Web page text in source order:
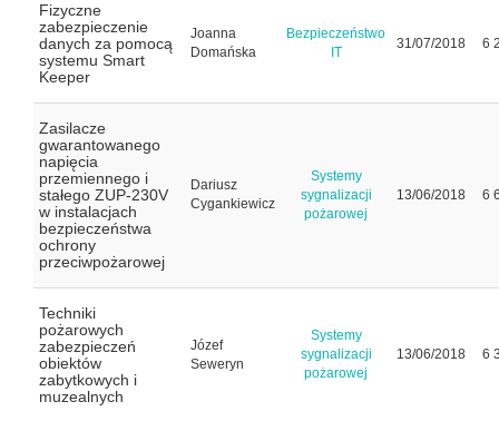
Fizyczne
zabezpieczenie
danych za pomocą
systemu Smart
Keeper
Joanna
Domańska
Bezpieczeństwo
IT
31/07/2018 6
Zasilacze
gwarantowanego
napięcia
przemiennego i
stałego ZUP-230V
w instalacjach
bezpieczeństwa
ochrony
przeciwpożarowej
Dariusz
Cygankiewicz
Systemy
sygnalizacji
pożarowej
13/06/2018 6
Techniki
pożarowych
zabezpieczeń
obiektów
zabytkowych i
muzealnych
Józef
Seweryn
Systemy
sygnalizacji
pożarowej
13/06/2018 6